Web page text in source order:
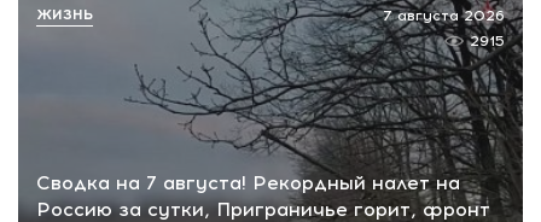
Сводка на 7 августа! Рекордный налет на
Россию за сутки, Приграничье горит, фронт
7 августа 2026
2915
ЖИЗНЬ